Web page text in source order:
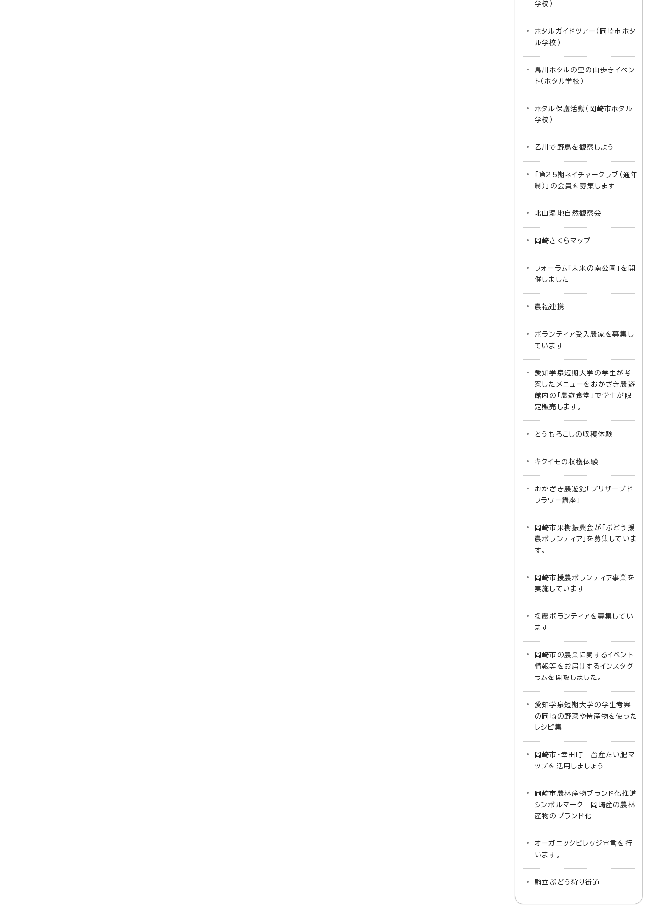
学校）
ホタルガイドツアー（岡崎市ホタ
ル学校）
鳥川ホタルの里の山歩きイベン
ト（ホタル学校）
ホタル保護活動（岡崎市ホタル
学校）
乙川で野鳥を観察しよう
「第25期ネイチャークラブ（通年
制）」の会員を募集します
北山湿地自然観察会
岡崎さくらマップ
フォーラム「未来の南公園」を開
催しました
農福連携
ボランティア受入農家を募集し
ています
愛知学泉短期大学の学生が考
案したメニューをおかざき農遊
館内の「農遊食堂」で学生が限
定販売します。
とうもろこしの収穫体験
キクイモの収穫体験
おかざき農遊館「プリザーブド
フラワー講座」
岡崎市果樹振興会が「ぶどう援
農ボランティア」を募集していま
す。
岡崎市援農ボランティア事業を
実施しています
援農ボランティアを募集してい
ます
岡崎市の農業に関するイベント
情報等をお届けするインスタグ
ラムを開設しました。
愛知学泉短期大学の学生考案
の岡崎の野菜や特産物を使った
レシピ集
岡崎市・幸田町 畜産たい肥マ
ップを活用しましょう
岡崎市農林産物ブランド化推進
シンボルマーク 岡崎産の農林
産物のブランド化
オーガニックビレッジ宣言を行
います。
駒立ぶどう狩り街道